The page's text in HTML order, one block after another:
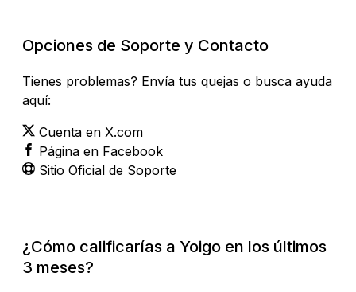
Opciones de Soporte y Contacto
Tienes problemas? Envía tus quejas o busca ayuda
aquí:
Cuenta en X.com
Página en Facebook
Sitio Oficial de Soporte
¿Cómo calificarías a Yoigo en los últimos
3 meses?